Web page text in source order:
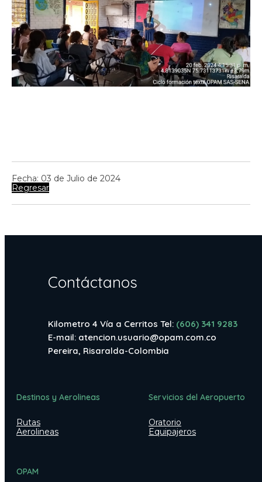
Fecha: 03 de Julio de 2024
Regresar
Contáctanos
Kilometro 4 Vía a Cerritos Tel: (606) 341 9283
E-mail: atencion.usuario@opam.com.co
Pereira, Risaralda-Colombia
Destinos y Aerolineas
Rutas
Aerolineas
Servicios del Aeropuerto
Oratorio
Equipajeros
OPAM